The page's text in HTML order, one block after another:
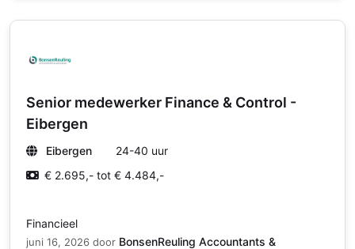
Senior medewerker Finance & Control -
Eibergen
Eibergen
24-40 uur
€ 2.695,- tot € 4.484,-
Financieel
juni 16, 2026 door BonsenReuling Accountants &